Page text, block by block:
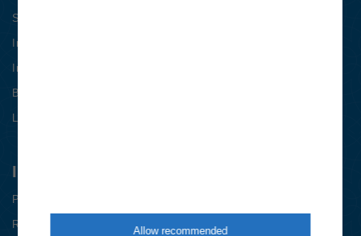
Allow recommended
Stellenangebote
International
Impressum & Datenschutz
Barrierefreiheitserklärung
Login
Informationen
Presse
Recht